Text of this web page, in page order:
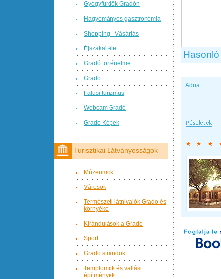
Adria
Gyógyfürdők Gradón
Hagyományos gasztronómia
Shopping - Vásárlás
Éjszakai élet
Gradó történelme
Grado
Falusi turizmus
Webcam Gradó
Grado Képek
Turisztikai Látványosságok
Múzeumok
Városok
Természeti látnivalók Grado és
környéke
Kirándulások a Grado
Sport
Grado strandok
Templomok és vallási
építmények